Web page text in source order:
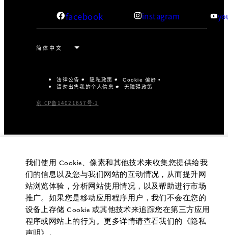
facebook instagram
法律公告 隐私政策 Cookie 偏好
请勿出售我的个人信息 无障碍政策
京ICP备14021657号-1
我们使用 Cookie、像素和其他技术来收集您提供给我
们的信息以及您与我们网站的互动情况，从而提升网
站浏览体验，分析网站使用情况，以及帮助进行市场
推广。如果您是移动应用程序用户，我们不会在您的
设备上存储 Cookie 或其他技术来追踪您在第三方应用
程序或网站上的行为。更多详情请查看我们的《隐私